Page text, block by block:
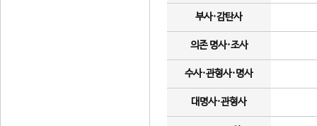
부사·감탄사
의존 명사·조사
수사·관형사·명사
대명사·관형사